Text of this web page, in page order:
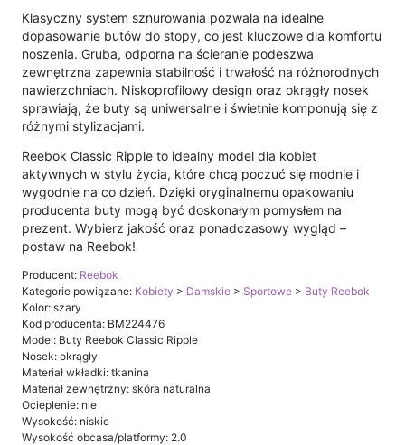
Klasyczny system sznurowania pozwala na idealne
dopasowanie butów do stopy, co jest kluczowe dla komfortu
noszenia. Gruba, odporna na ścieranie podeszwa
zewnętrzna zapewnia stabilność i trwałość na różnorodnych
nawierzchniach. Niskoprofilowy design oraz okrągły nosek
sprawiają, że buty są uniwersalne i świetnie komponują się z
różnymi stylizacjami.
Reebok Classic Ripple to idealny model dla kobiet
aktywnych w stylu życia, które chcą poczuć się modnie i
wygodnie na co dzień. Dzięki oryginalnemu opakowaniu
producenta buty mogą być doskonałym pomysłem na
prezent. Wybierz jakość oraz ponadczasowy wygląd –
postaw na Reebok!
Producent: Reebok
Kategorie powiązane: Kobiety > Damskie > Sportowe > Buty Reebok
Kolor: szary
Kod producenta: BM224476
Model: Buty Reebok Classic Ripple
Nosek: okrągły
Materiał wkładki: tkanina
Materiał zewnętrzny: skóra naturalna
Ocieplenie: nie
Wysokość: niskie
Wysokość obcasa/platformy: 2.0